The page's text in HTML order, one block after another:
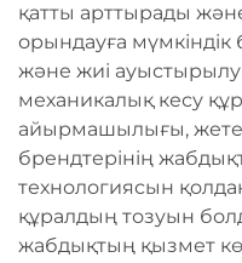
қатты арттырады
орындауға
және жиі
механикалық кесу
айырмашылығы,
брендтерінің
технологиясын
құралдың тозуын
жабдықтың қызмет